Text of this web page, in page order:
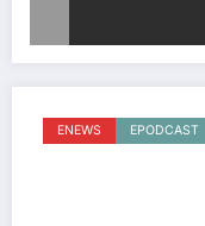
ENEWS EPODCAST